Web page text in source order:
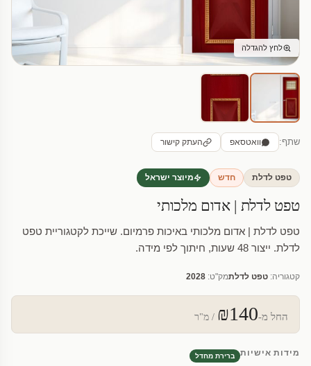
לחץ להגדלה
שתף: וואטסאפ העתק קישור
טפט לדלת חדש מיוצר ישראל
טפט לדלת | אדום מלכותי
טפט לדלת | אדום מלכותי באיכות פרמיום. שייכת לקטגוריית טפט
לדלת. ייצור 48 שעות, חיתוך לפי מידה.
קטגוריה: טפט לדלתמק"ט: 2028
החל מ-₪140 / מ"ר
מידות אישיות ברירת מחדל